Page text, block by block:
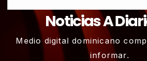
Noticias A
Medio digital dominicano
informar.